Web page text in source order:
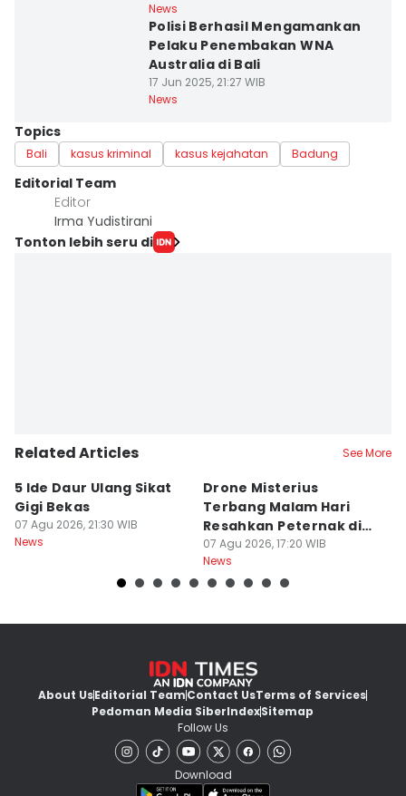
News
Polisi Berhasil Mengamankan
Pelaku Penembakan WNA
Australia di Bali
17 Jun 2025, 21:27 WIB
News
Topics
Bali kasus kriminal kasus kejahatan Badung
Editorial Team
Editor
Irma Yudistirani
Tonton lebih seru di
Related Articles See More
5 Ide Daur Ulang Sikat
Gigi Bekas
07 Agu 2026, 21:30 WIB
News
Drone Misterius
Terbang Malam Hari
Resahkan Peternak di
Marga Tabanan
07 Agu 2026, 17:20 WIB
News
About UsEditorial TeamContact UsTerms of Services
Pedoman Media SiberIndexSitemap
Follow Us
Download